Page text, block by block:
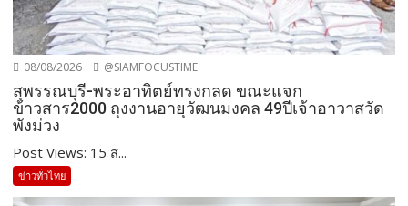
08/08/2026 @SIAMFOCUSTIME
สุพรรณบุรี-พระอาทิตย์ทรงกลด ขณะแจก
ข้าวสาร2000 ถุงงานอายุวัฒนมงคล 49ปีเจ้าอาวาสวัด
พังม่วง
Post Views: 15 ส...
ข่าวทั่วไทย